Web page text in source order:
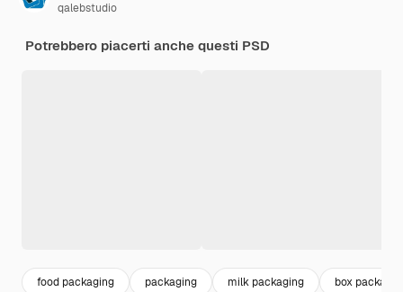
qalebstudio
Potrebbero piacerti anche questi PSD
food packaging packaging milk packaging box